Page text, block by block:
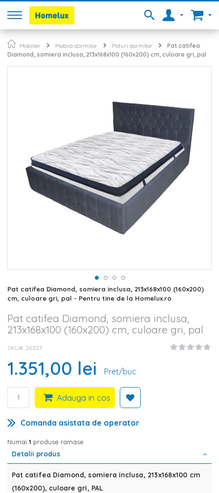
Mobilier Mobila dormitor Paturi dormitor
Pat catifea
Diamond, somiera inclusa, 213x168x100 (160x200) cm, culoare gri, pal
Skip
to
beginning
of
the
gallery
Pat catifea Diamond, somiera inclusa, 213x168x100 (160x200)
cm, culoare gri, pal - Pentru tine de la Homelux.ro
Pat catifea Diamond, somiera inclusa,
213x168x100 (160x200) cm, culoare gri, pal
SKU# 26327
1.351,00 lei Pret/buc
Adauga in cos
Comanda asistata de operator
Numai 1 produse ramase
Detalii produs
Pat catifea Diamond, somiera inclusa, 213x168x100 cm
(160x200), culoare gri, PAL